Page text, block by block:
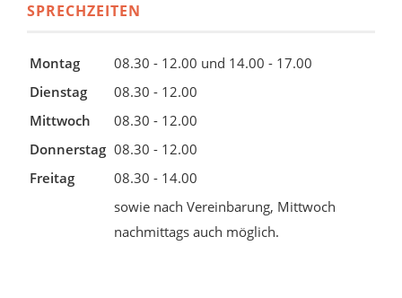
SPRECHZEITEN
Montag
08.30 - 12.00 und 14.00 - 17.00
Dienstag
08.30 - 12.00
Mittwoch
08.30 - 12.00
Donnerstag 08.30 - 12.00
Freitag
08.30 - 14.00
sowie nach Vereinbarung, Mittwoch
nachmittags auch möglich.